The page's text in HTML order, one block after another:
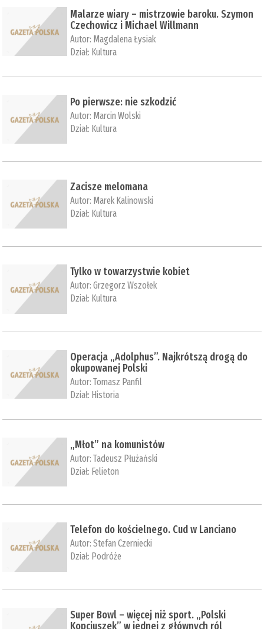
Malarze wiary – mistrzowie baroku. Szymon
Czechowicz i Michael Willmann
Autor: Magdalena Łysiak
Dział: Kultura
Po pierwsze: nie szkodzić
Autor: Marcin Wolski
Dział: Kultura
Zacisze melomana
Autor: Marek Kalinowski
Dział: Kultura
Tylko w towarzystwie kobiet
Autor:Grzegorz Wszołek
Dział: Kultura
Operacja „Adolphus”. Najkrótszą drogą do
okupowanej Polski
Autor:Tomasz Panfil
Dział: Historia
„Młot” na komunistów
Autor:Tadeusz Płużański
Dział: Felieton
Telefon do kościelnego. Cud w Lanciano
Autor:Stefan Czerniecki
Dział: Podróże
Super Bowl – więcej niż sport. „Polski
Kopciuszek” w jednej z głównych ról